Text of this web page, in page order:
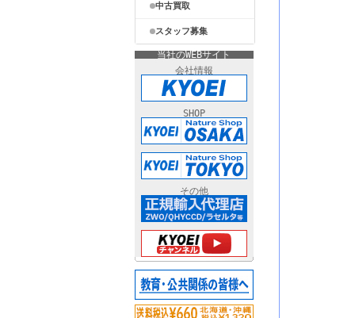
中古買取
スタッフ募集
当社のWEBサイト
会社情報
SHOP
その他